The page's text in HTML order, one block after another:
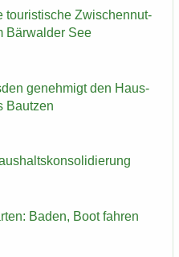
tou­ris­ti­sche Zwi­schen­nut­
Bär­wal­der See
ge­neh­migt den Haus­
Baut­zen
Baden, Boot fah­ren